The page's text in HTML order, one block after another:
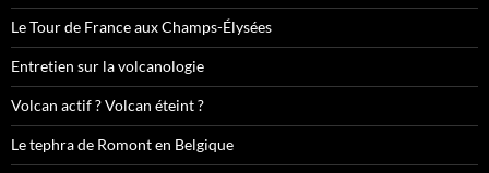
Le Tour de France aux Champs-Élysées
Entretien sur la volcanologie
Volcan actif ? Volcan éteint ?
Le tephra de Romont en Belgique